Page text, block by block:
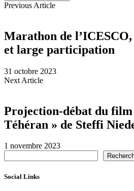
Previous Article
Marathon de
et large participation
31 octobre 2023
Next Article
Projection-débat du film
Téhéran » de Steffi
1 novembre 2023
Social Links